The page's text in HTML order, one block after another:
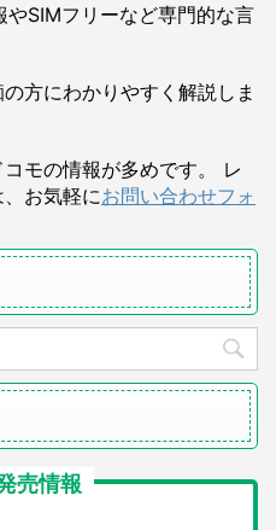
SIMフリーなど専門的な言
方にわかりやすく解説しま
モの情報が多めです。 レ
お気軽にお問い合わせフォ
売情報